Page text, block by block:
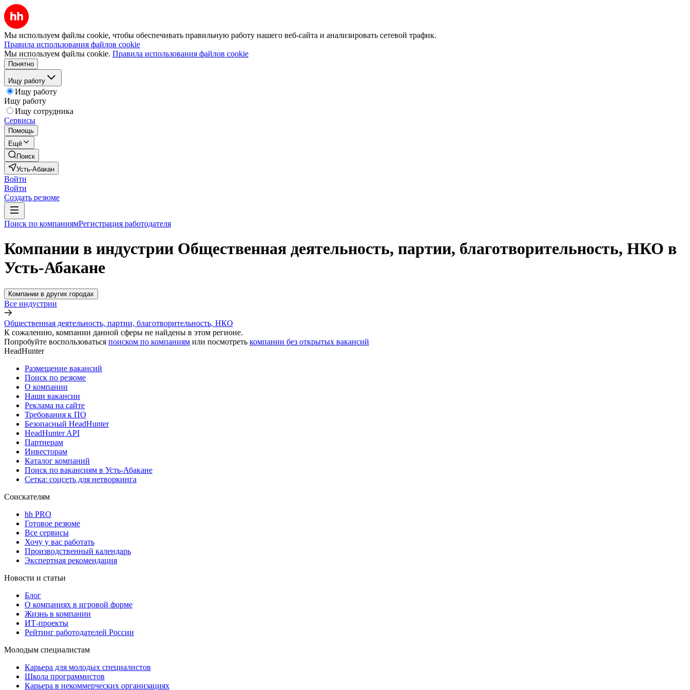
Мы используем файлы cookie, чтобы обеспечивать правильную работу нашего веб-сайта и анализировать сетевой трафик.
Правила использования файлов cookie
Мы используем файлы cookie. Правила использования файлов cookie
Понятно
Ищу работу
Ищу работу
Ищу работу
Ищу сотрудника
Сервисы
Помощь
Ещё
Поиск
Усть-Абакан
Войти
Войти
Создать резюме
Поиск по компаниямРегистрация работодателя
Компании в индустрии Общественная деятельность, партии, благотворительность, НКО в
Усть-Абакане
Компании в других городах
Все индустрии
Общественная деятельность, партии, благотворительность, НКО
К сожалению, компании данной сферы не найдены в этом регионе.
Попробуйте воспользоваться поиском по компаниям или посмотреть компании без открытых вакансий
HeadHunter
Размещение вакансий
Поиск по резюме
О компании
Наши вакансии
Реклама на сайте
Требования к ПО
Безопасный HeadHunter
HeadHunter API
Партнерам
Инвесторам
Каталог компаний
Поиск по вакансиям в Усть-Абакане
Сетка: соцсеть для нетворкинга
Соискателям
hh PRO
Готовое резюме
Все сервисы
Хочу у вас работать
Производственный календарь
Экспертная рекомендация
Новости и статьи
Блог
О компаниях в игровой форме
Жизнь в компании
ИТ-проекты
Рейтинг работодателей России
Молодым специалистам
Карьера для молодых специалистов
Школа программистов
Карьера в некоммерческих организациях